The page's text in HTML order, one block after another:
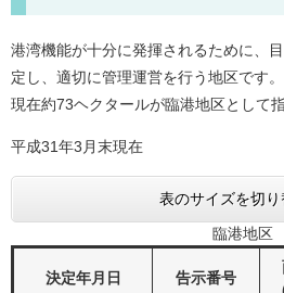
港湾機能が十分に発揮されるために、
定し、適切に管理運営を行う地区です。
現在約73ヘクタールが臨港地区として
平成31年3月末現在
表のサイズを切り
臨港地区
決定年月日 告示番号